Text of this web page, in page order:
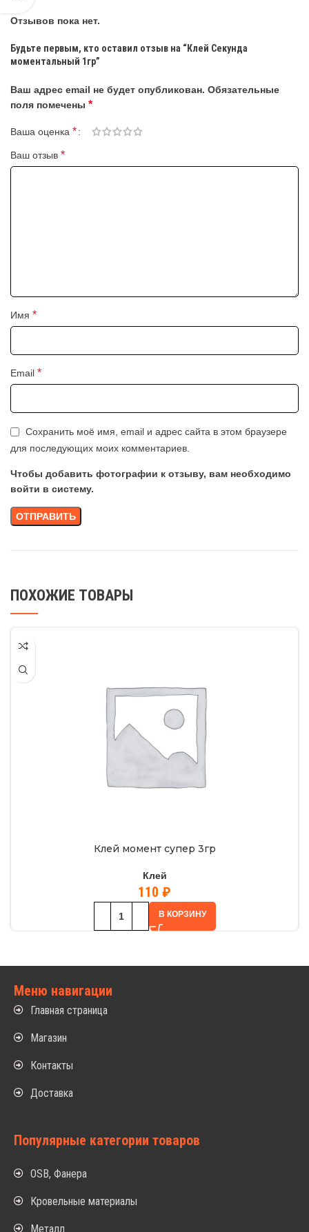
Отзывов пока нет.
Будьте первым, кто оставил отзыв на “Клей Секунда
моментальный 1гр”
Ваш адрес email не будет опубликован. Обязательные
поля помечены *
Ваша оценка *
Ваш отзыв *
Имя *
Email *
Сохранить моё имя, email и адрес сайта в этом браузере
для последующих моих комментариев.
Чтобы добавить фотографии к отзыву, вам необходимо
войти в систему.
ПОХОЖИЕ ТОВАРЫ
Клей момент супер 3гр
Клей
110 ₽
В КОРЗИНУ
Меню навигации
Главная страница
Магазин
Контакты
Доставка
Популярные категории товаров
OSB, Фанера
Кровельные материалы
Металл